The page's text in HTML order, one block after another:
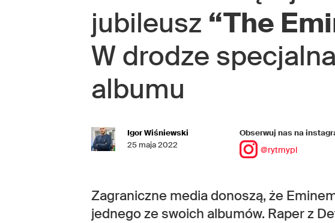
jubileusz “The
W drodze
albumu
Igor Wiśniewski
25 maja 2022
Obserwuj nas na
@rytmypl
Zagraniczne media donoszą, że
jednego ze swoich albumów. Raper z